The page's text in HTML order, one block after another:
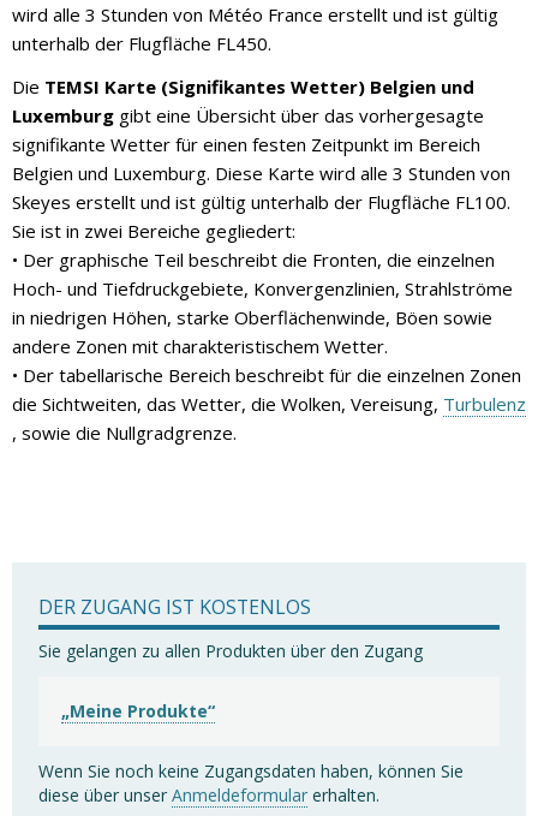
wird alle 3 Stunden von Météo France erstellt und ist gültig
unterhalb der Flugfläche FL450.
Die TEMSI Karte (Signifikantes Wetter) Belgien und
Luxemburg gibt eine Übersicht über das vorhergesagte
signifikante Wetter für einen festen Zeitpunkt im Bereich
Belgien und Luxemburg. Diese Karte wird alle 3 Stunden von
Skeyes erstellt und ist gültig unterhalb der Flugfläche FL100.
Sie ist in zwei Bereiche gegliedert:
• Der graphische Teil beschreibt die Fronten, die einzelnen
Hoch- und Tiefdruckgebiete, Konvergenzlinien, Strahlströme
in niedrigen Höhen, starke Oberflächenwinde, Böen sowie
andere Zonen mit charakteristischem Wetter.
• Der tabellarische Bereich beschreibt für die einzelnen Zonen
die Sichtweiten, das Wetter, die Wolken, Vereisung, Turbulenz
, sowie die Nullgradgrenze.
DER ZUGANG IST KOSTENLOS
Sie gelangen zu allen Produkten über den Zugang
„Meine Produkte“
Wenn Sie noch keine Zugangsdaten haben, können Sie
diese über unserAnmeldeformular erhalten.